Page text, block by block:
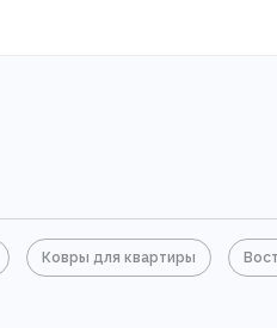
Ковры для квартиры